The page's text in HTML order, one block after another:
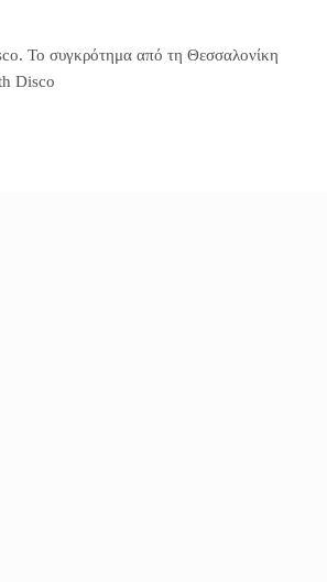
Το συγκρότημα από τη Θεσσαλονίκη
Disco